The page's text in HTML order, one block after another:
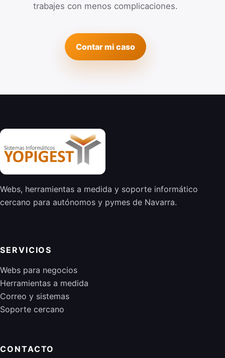
trabajes con menos complicaciones.
Contar mi caso
Webs, herramientas a medida y soporte informático
cercano para autónomos y pymes de Navarra.
SERVICIOS
Webs para negocios
Herramientas a medida
Correo y sistemas
Soporte cercano
CONTACTO